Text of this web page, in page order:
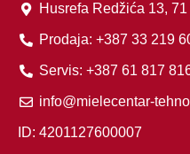
Husrefa Redžića 13,
Prodaja: +387 33 219
Servis: +387 61 817
info@mielecentar-
ID: 4201127600007